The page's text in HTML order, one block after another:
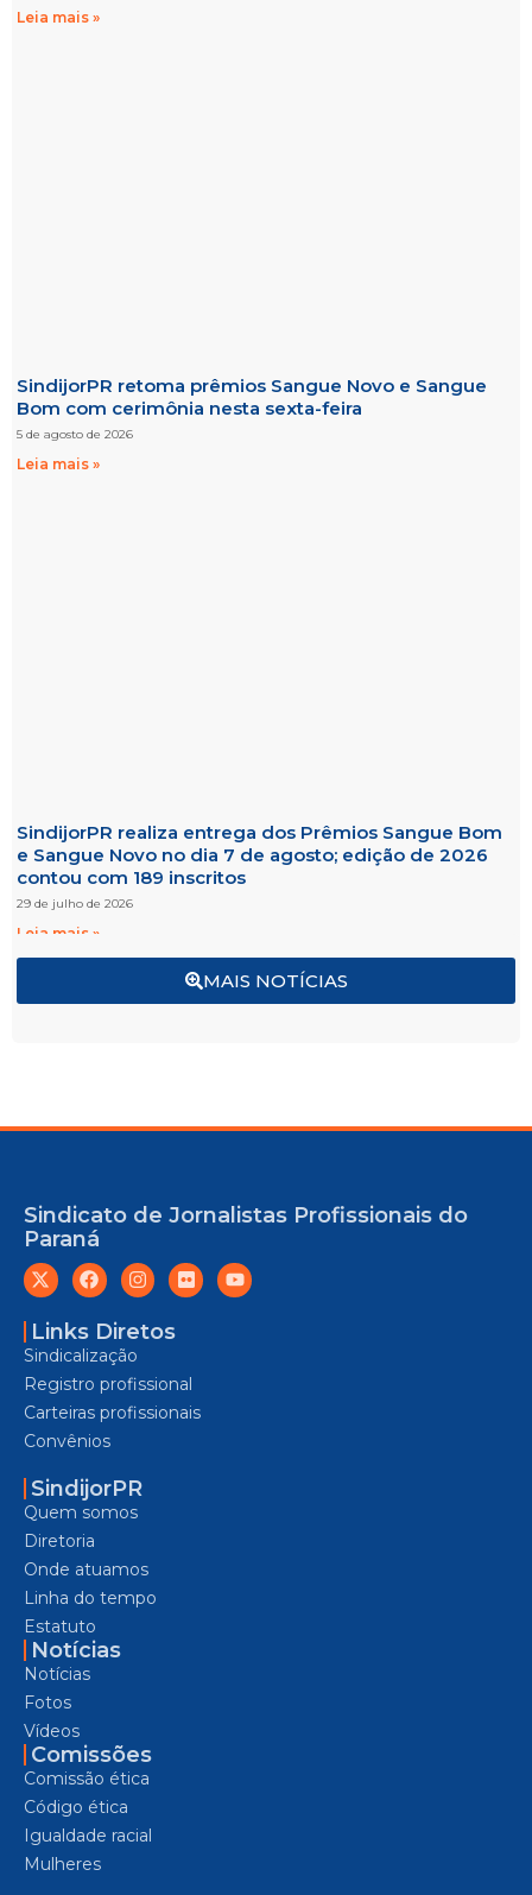
MAIS NOTÍCIAS
Leia mais »
SindijorPR retoma prêmios Sangue Novo e Sangue
Bom com cerimônia nesta sexta-feira
5 de agosto de 2026
Leia mais »
SindijorPR realiza entrega dos Prêmios Sangue Bom
e Sangue Novo no dia 7 de agosto; edição de 2026
contou com 189 inscritos
29 de julho de 2026
Leia mais »
Sindicato de Jornalistas Profissionais do
Paraná
Links Diretos
Sindicalização
Registro profissional
Carteiras profissionais
Convênios
SindijorPR
Quem somos
Diretoria
Onde atuamos
Linha do tempo
Estatuto
Notícias
Notícias
Fotos
Vídeos
Comissões
Comissão ética
Código ética
Igualdade racial
Mulheres